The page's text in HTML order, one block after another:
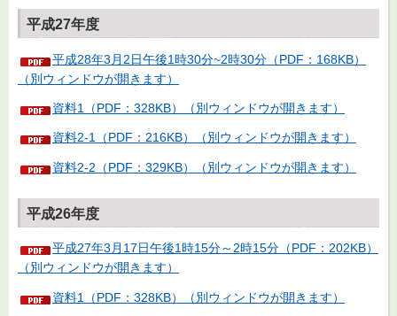
平成27年度
平成28年3月2日午後1時30分~2時30分（PDF：168KB）
（別ウィンドウが開きます）
資料1（PDF：328KB）（別ウィンドウが開きます）
資料2-1（PDF：216KB）（別ウィンドウが開きます）
資料2-2（PDF：329KB）（別ウィンドウが開きます）
平成26年度
平成27年3月17日午後1時15分～2時15分（PDF：202KB）
（別ウィンドウが開きます）
資料1（PDF：328KB）（別ウィンドウが開きます）